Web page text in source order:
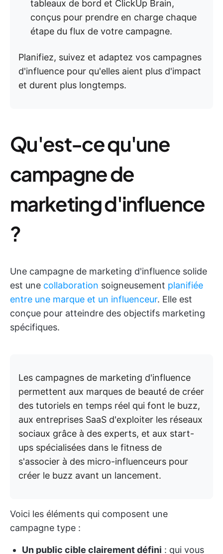
tableaux de bord et ClickUp Brain,
conçus pour prendre en charge chaque
étape du flux de votre campagne.
Planifiez, suivez et adaptez vos campagnes
d'influence pour qu'elles aient plus d'impact
et durent plus longtemps.
Qu'est-ce qu'une
campagne de
marketing d'influence
?
Une campagne de marketing d'influence solide
est une collaboration soigneusement planifiée
entre une marque et un influenceur. Elle est
conçue pour atteindre des objectifs marketing
spécifiques.
Les campagnes de marketing d'influence
permettent aux marques de beauté de créer
des tutoriels en temps réel qui font le buzz,
aux entreprises SaaS d'exploiter les réseaux
sociaux grâce à des experts, et aux start-
ups spécialisées dans le fitness de
s'associer à des micro-influenceurs pour
créer le buzz avant un lancement.
Voici les éléments qui composent une
campagne type :
Un public cible clairement défini : qui vous